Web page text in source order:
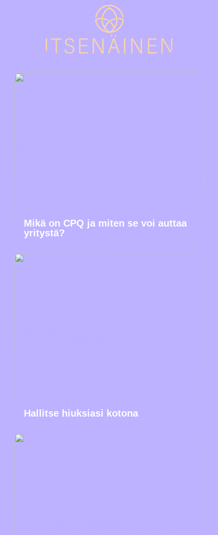
Mikä on CPQ ja miten se voi auttaa
yritystä?
Hallitse hiuksiasi kotona